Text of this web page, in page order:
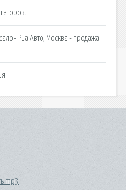
Риа Авто, Москва - продажа
mp3